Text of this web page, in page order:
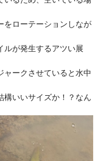
をローテーションしなが
ルが発生するアツい展
ャークさせていると水中
いいサイズか！？なん